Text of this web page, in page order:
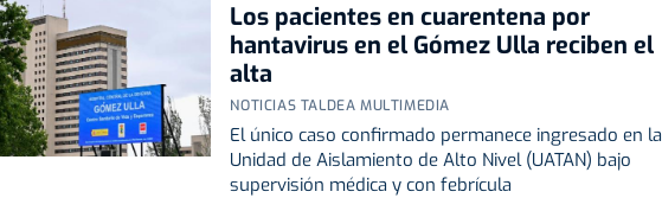
Los pacientes en cuarentena por
hantavirus en el Gómez Ulla reciben el
alta
NOTICIAS TALDEA MULTIMEDIA
El único caso confirmado permanece ingresado en la
Unidad de Aislamiento de Alto Nivel (UATAN) bajo
supervisión médica y con febrícula